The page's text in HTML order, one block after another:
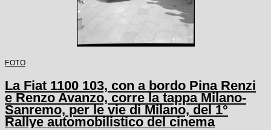
FOTO
La Fiat 1100 103, con a bordo Pina Renzi
e Renzo Avanzo, corre la tappa Milano-
Sanremo, per le vie di Milano, del 1°
Rallye automobilistico del cinema